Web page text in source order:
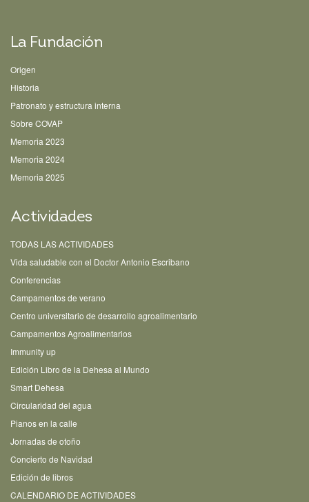
La Fundación
Origen
Historia
Patronato y estructura interna
Sobre COVAP
Memoria 2023
Memoria 2024
Memoria 2025
Actividades
TODAS LAS ACTIVIDADES
Vida saludable con el Doctor Antonio Escribano
Conferencias
Campamentos de verano
Centro universitario de desarrollo agroalimentario
Campamentos Agroalimentarios
Immunity up
Edición Libro de la Dehesa al Mundo
Smart Dehesa
Circularidad del agua
Pianos en la calle
Jornadas de otoño
Concierto de Navidad
Edición de libros
CALENDARIO DE ACTIVIDADES